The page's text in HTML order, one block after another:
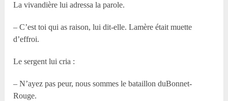
La vivandière lui adressa la parole.
– C’est toi qui as raison, lui dit-elle. Lamère était muette
d’effroi.
Le sergent lui cria :
– N’ayez pas peur, nous sommes le bataillon duBonnet-
Rouge.